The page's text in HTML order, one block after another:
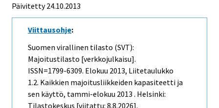
Päivitetty 24.10.2013
Viittausohje:
Suomen virallinen tilasto (SVT):
Majoitustilasto [verkkojulkaisu].
ISSN=1799-6309. Elokuu 2013, Liitetaulukko
1.2. Kaikkien majoitusliikkeiden kapasiteetti ja
sen käyttö, tammi-elokuu 2013 . Helsinki:
Tilastokeskus [viitattu: 8.8.2026].